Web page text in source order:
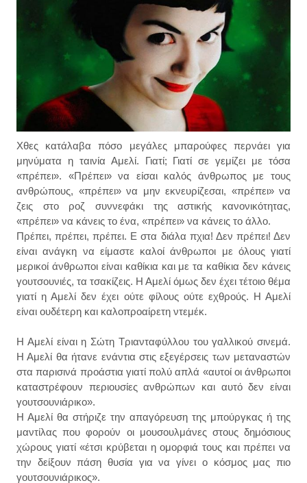
Χθες κατάλαβα πόσο μεγάλες μπαρούφες περνάει για
μηνύματα η ταινία Αμελί. Γιατί; Γιατί σε γεμίζει με τόσα
«πρέπει». «Πρέπει» να είσαι καλός άνθρωπος με τους
ανθρώπους, «πρέπει» να μην εκνευρίζεσαι, «πρέπει» να
ζεις στο ροζ συννεφάκι της αστικής κανονικότητας,
«πρέπει» να κάνεις το ένα, «πρέπει» να κάνεις το άλλο.
Πρέπει, πρέπει, πρέπει. Ε στα διάλα πχια! Δεν πρέπει! Δεν
είναι ανάγκη να είμαστε καλοί άνθρωποι με όλους γιατί
μερικοί άνθρωποι είναι καθίκια και με τα καθίκια δεν κάνεις
γουτσουνιές, τα τσακίζεις. Η Αμελί όμως δεν έχει τέτοιο θέμα
γιατί η Αμελί δεν έχει ούτε φίλους ούτε εχθρούς. Η Αμελί
είναι ουδέτερη και καλοπροαίρετη ντεμέκ.
Η Αμελί είναι η Σώτη Τριανταφύλλου του γαλλικού σινεμά.
Η Αμελί θα ήτανε ενάντια στις εξεγέρσεις των μεταναστών
στα παρισινά προάστια γιατί πολύ απλά «αυτοί οι άνθρωποι
καταστρέφουν περιουσίες ανθρώπων και αυτό δεν είναι
γουτσουνιάρικο».
Η Αμελί θα στήριζε την απαγόρευση της μπούργκας ή της
μαντίλας που φορούν οι μουσουλμάνες στους δημόσιους
χώρους γιατί «έτσι κρύβεται η ομορφιά τους και πρέπει να
την δείξουν πάση θυσία για να γίνει ο κόσμος μας πιο
γουτσουνιάρικος».